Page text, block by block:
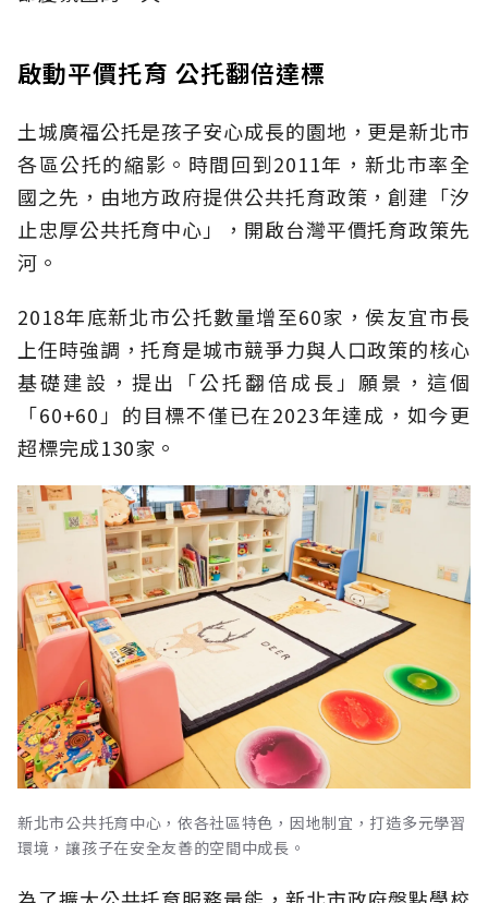
啟動平價托育 公托翻倍達標
土城廣福公托是孩子安心成長的園地，更是新北市
各區公托的縮影。時間回到2011年，新北市率全
國之先，由地方政府提供公共托育政策，創建「汐
止忠厚公共托育中心」，開啟台灣平價托育政策先
河。
2018年底新北市公托數量增至60家，侯友宜市長
上任時強調，托育是城市競爭力與人口政策的核心
基礎建設，提出「公托翻倍成長」願景，這個
「60+60」的目標不僅已在2023年達成，如今更
超標完成130家。
新北市公共托育中心，依各社區特色，因地制宜，打造多元學習
環境，讓孩子在安全友善的空間中成長。